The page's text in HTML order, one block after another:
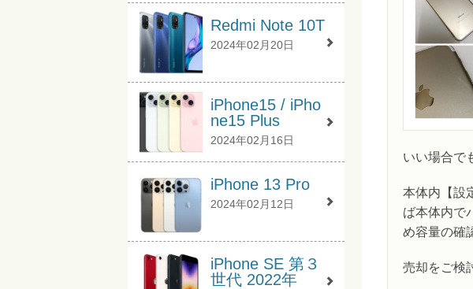
いい場合で
本体内【設
ば本体内で
め容量の確
売却をご検
Redmi Note 10T
2024年02月20日
iPhone15 / iPho
ne15 Plus
2024年02月16日
iPhone 13 Pro
2024年02月12日
iPhone SE 第３
世代 2022年